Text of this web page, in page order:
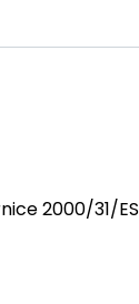
2000/31/ES